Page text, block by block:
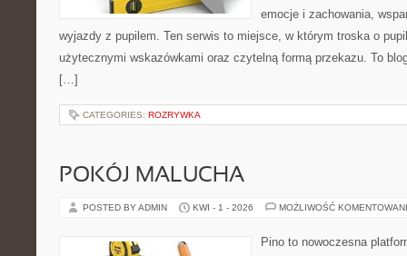
emocje i zachowania,
wyjazdy z pupilem. Ten serwis to miejsce, w którym troska o
użytecznymi wskazówkami oraz czytelną formą przekazu. To
[…]
CATEGORIES: ROZRYWKA
POKÓJ MALUCHA
POSTED BY ADMIN KWI - 1 - 2026 MOŻLIWOŚĆ
Pino to nowoczesna